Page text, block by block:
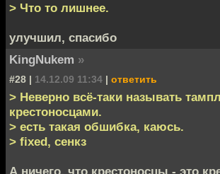
> Что то лишнее.
улучшил, спасибо
KingNukem »
#28 | 14.12.09 11:34 | ответить
> Неверно всё-таки называть
крестоносцами.
> есть такая обшибка, каюсь.
> fixed, сенкз